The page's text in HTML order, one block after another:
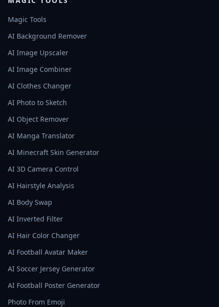
Magic Tools
AI Background Remover
AI Image Upscaler
AI Image Combiner
AI Clothes Changer
AI Photo to Sketch
AI Object Remover
AI Manga Translator
AI Minecraft Skin Generator
AI 3D Camera Control
AI Hairstyle Analysis
AI Body Swap
AI Inverted Filter
AI Hair Color Changer
AI Football Avatar Maker
AI Soccer Jersey Generator
AI Football Poster Generator
Photo From Emoji